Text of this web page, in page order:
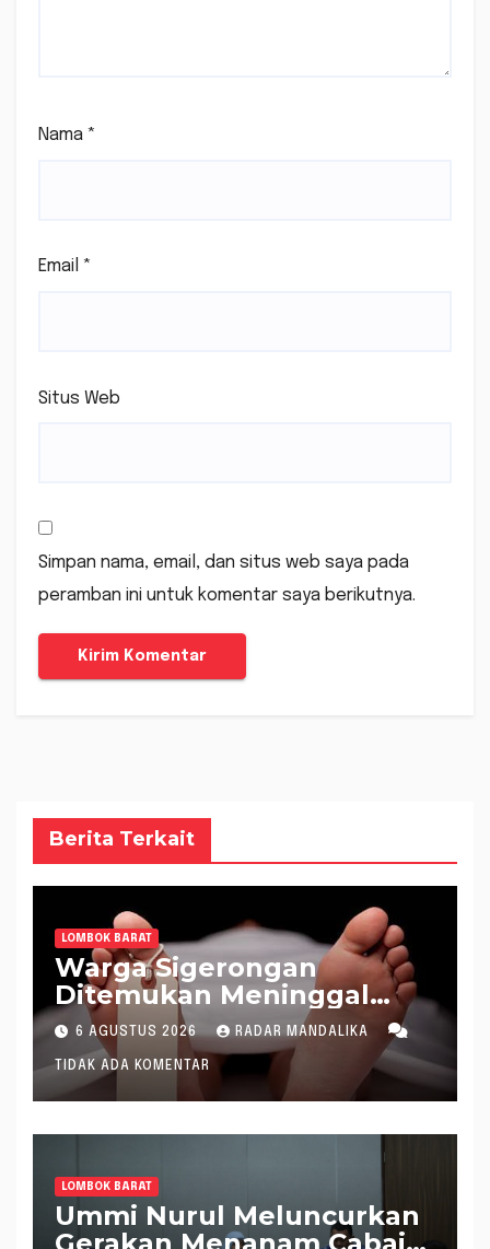
Nama *
Email *
Situs Web
Simpan nama, email, dan situs web saya pada
peramban ini untuk komentar saya berikutnya.
Berita Terkait
LOMBOK BARAT
Warga Sigerongan
Ditemukan Meninggal
saat Setrum Ikan di
Sungai
6 AGUSTUS 2026 RADAR MANDALIKA
TIDAK ADA KOMENTAR
LOMBOK BARAT
Ummi Nurul Meluncurkan
Gerakan Menanam Cabai